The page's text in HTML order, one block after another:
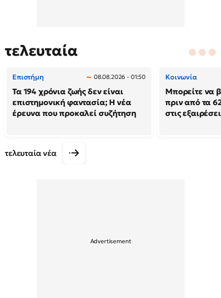
τελευταία
Επιστήμη 08.08.2026 - 01:50
Τα 194 χρόνια ζωής δεν είναι
επιστημονική φαντασία; Η νέα
έρευνα που προκαλεί συζήτηση
Κοινωνία
Μπορείτε να
πριν από τα
στις
τελευταία νέα